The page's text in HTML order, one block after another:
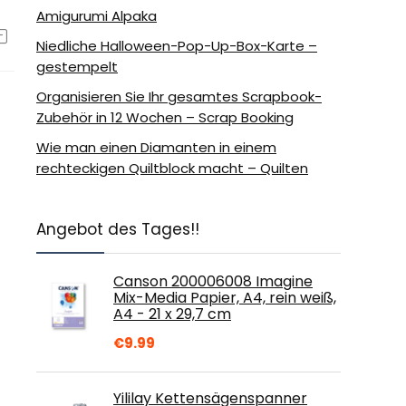
Amigurumi Alpaka
Niedliche Halloween-Pop-Up-Box-Karte –
gestempelt
Organisieren Sie Ihr gesamtes Scrapbook-
Zubehör in 12 Wochen – Scrap Booking
Wie man einen Diamanten in einem
rechteckigen Quiltblock macht – Quilten
Angebot des Tages!!
Canson 200006008 Imagine
Mix-Media Papier, A4, rein weiß,
A4 - 21 x 29,7 cm
€9.99
Yililay Kettensägenspanner